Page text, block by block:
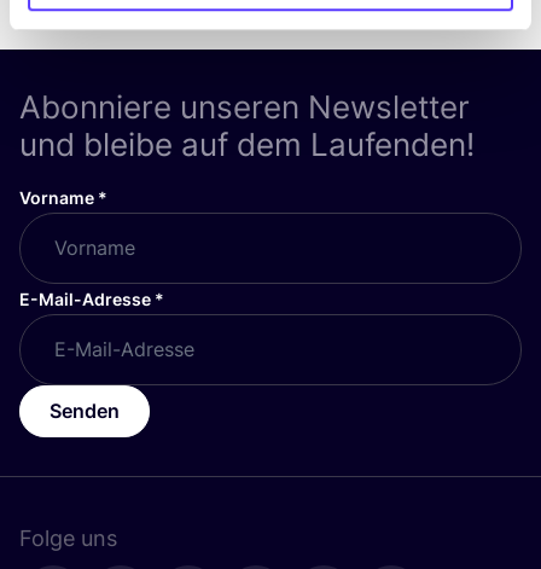
Abonniere unseren Newsletter
und bleibe auf dem Laufenden!
Vorname *
E-Mail-Adresse *
Senden
Folge uns